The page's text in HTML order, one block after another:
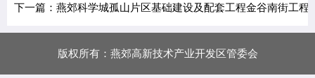
下一篇：燕郊科学城孤山片区基础建设及配套工程金谷南街工程
版权所有：燕郊高新技术产业开发区管委会